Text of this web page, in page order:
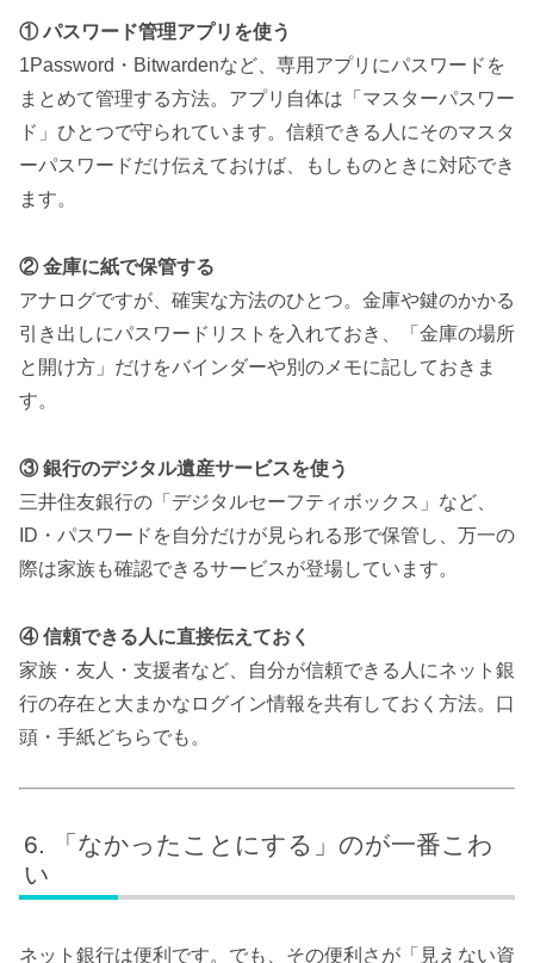
① パスワード管理アプリを使う
1Password・Bitwardenなど、専用アプリにパスワードを
まとめて管理する方法。アプリ自体は「マスターパスワー
ド」ひとつで守られています。信頼できる人にそのマスタ
ーパスワードだけ伝えておけば、もしものときに対応でき
ます。
② 金庫に紙で保管する
アナログですが、確実な方法のひとつ。金庫や鍵のかかる
引き出しにパスワードリストを入れておき、「金庫の場所
と開け方」だけをバインダーや別のメモに記しておきま
す。
③ 銀行のデジタル遺産サービスを使う
三井住友銀行の「デジタルセーフティボックス」など、
ID・パスワードを自分だけが見られる形で保管し、万一の
際は家族も確認できるサービスが登場しています。
④ 信頼できる人に直接伝えておく
家族・友人・支援者など、自分が信頼できる人にネット銀
行の存在と大まかなログイン情報を共有しておく方法。口
頭・手紙どちらでも。
「なかったことにする」のが一番こわ
い
ネット銀行は便利です。でも、その便利さが「見えない資